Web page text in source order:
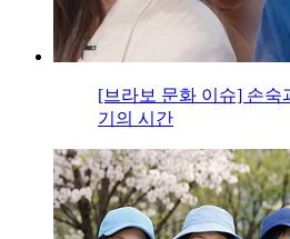
[브라보 문화 이슈] 손숙
기의 시간